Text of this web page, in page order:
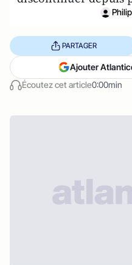
Écoutez cet article0:00min
PARTAGER
Ajouter